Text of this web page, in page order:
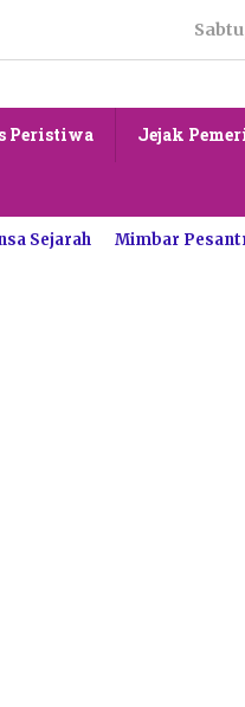
Peristiwa Jejak
Sejarah Mimbar